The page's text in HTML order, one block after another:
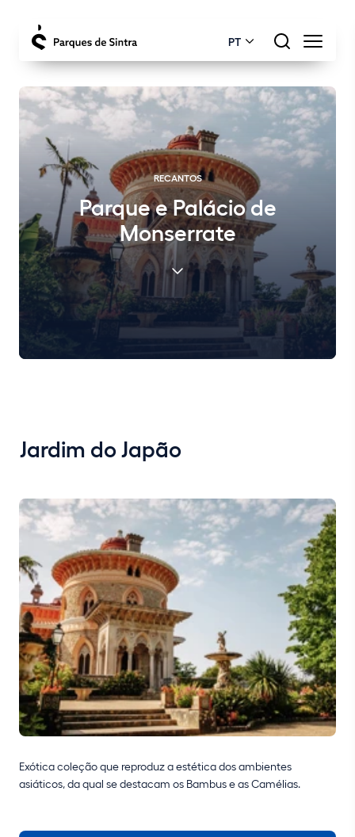
PT
RECANTOS
Parque e Palácio de
Monserrate
Jardim do Japão
Exótica coleção que reproduz a estética dos ambientes
asiáticos, da qual se destacam os Bambus e as Camélias.